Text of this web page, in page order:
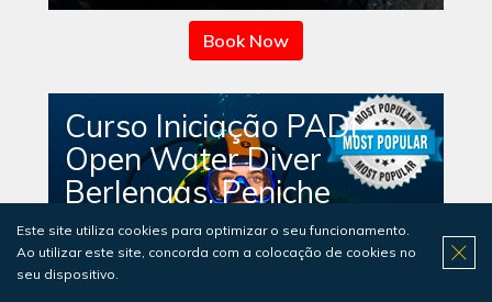
Book Now
Curso Iniciação PADI
Open Water Diver
Berlengas, Peniche
Este site utiliza cookies para optimizar o seu funcionamento.
Ao utilizar este site, concorda com a colocação de cookies no
seu dispositivo.